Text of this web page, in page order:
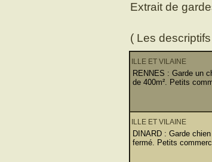
Extrait de
( Les
ILLE ET VILAINE
RENNES : Garde un
de 400m². Petits
ILLE ET VILAINE
DINARD : Garde
fermé. Petits